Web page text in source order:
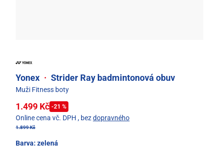
Yonex · Strider Ray badmintonová obuv
Muži Fitness boty
1.499 Kč -21 %
Online cena vč. DPH , bezdopravného
1.899 Kč
Barva: zelená